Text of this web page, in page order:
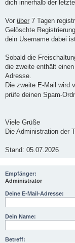
dich innerhalb der
Vor über 7 Tagen
Gelöschte
dein Username dabei
Sobald die
die zweite enthält
Adresse.
Die zweite E-Mail wird
prüfe deinen Spam-
Viele Grüße
Die Administration der
Stand: 05.07.2026
Empfänger:
Administrator
Deine E-Mail-Adresse:
Dein Name:
Betreff: